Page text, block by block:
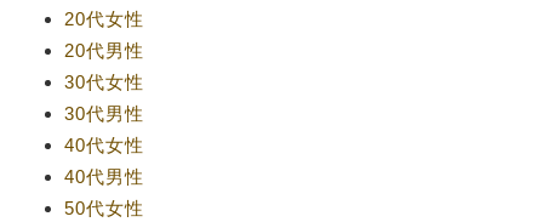
20代女性
20代男性
30代女性
30代男性
40代女性
40代男性
50代女性